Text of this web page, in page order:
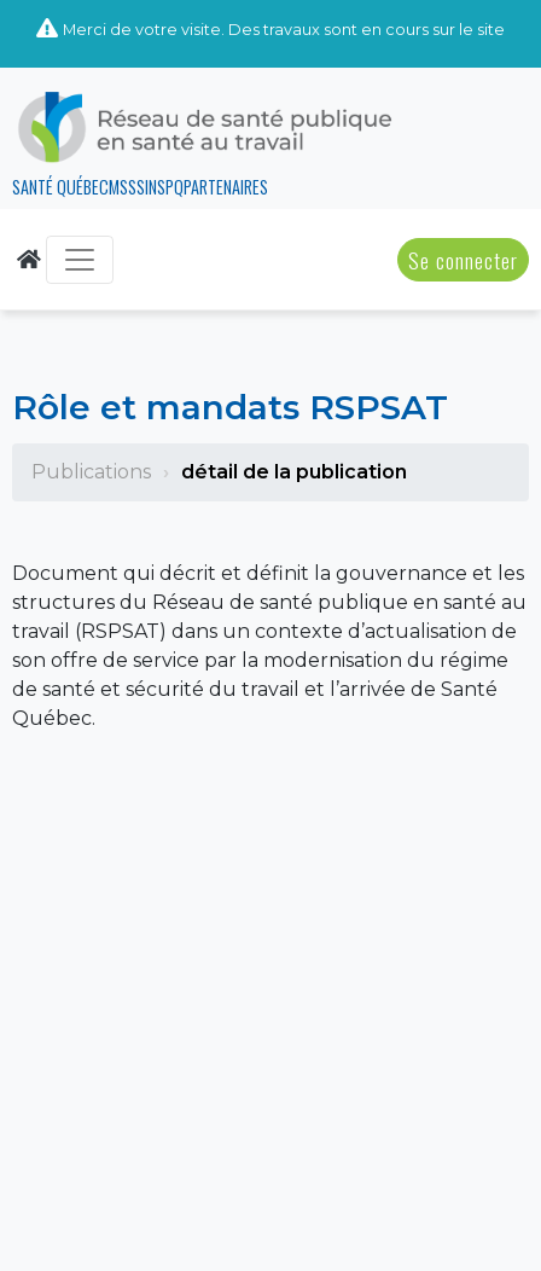
Merci de votre visite. Des travaux sont en cours sur le site
SANTÉ QUÉBECMSSSINSPQPARTENAIRES
Se connecter
Rôle et mandats RSPSAT
Publications détail de la publication
Document qui décrit et définit la gouvernance et les
structures du Réseau de santé publique en santé au
travail (RSPSAT) dans un contexte d’actualisation de
son offre de service par la modernisation du régime
de santé et sécurité du travail et l’arrivée de Santé
Québec.